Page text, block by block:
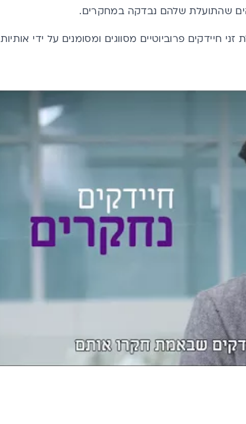
שהתועלת שלהם נבדקה במחקרים.
חיידקים פרוביוטיים מסווגים ומסומנים על ידי אותיות